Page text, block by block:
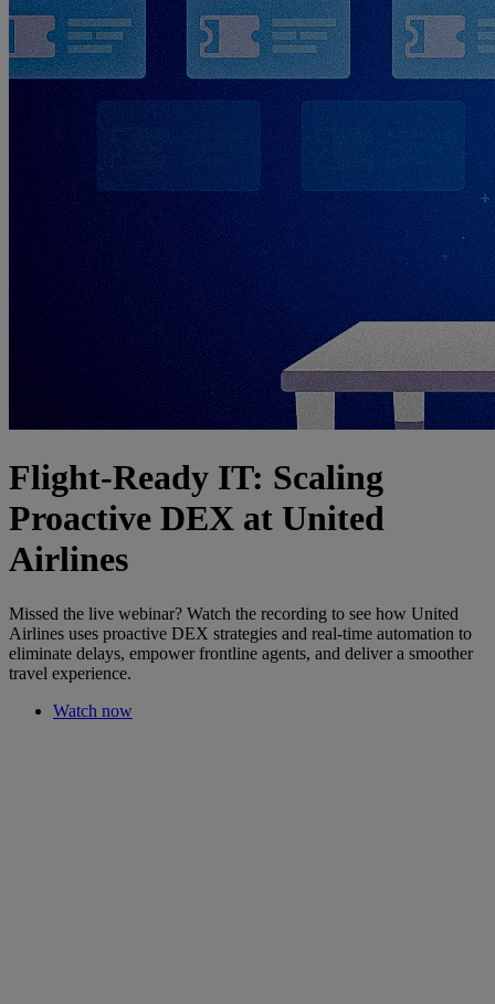
Flight-Ready IT: Scaling
Proactive DEX at United
Airlines
Missed the live webinar? Watch the recording to see how United
Airlines uses proactive DEX strategies and real-time automation to
eliminate delays, empower frontline agents, and deliver a smoother
travel experience.
Watch now